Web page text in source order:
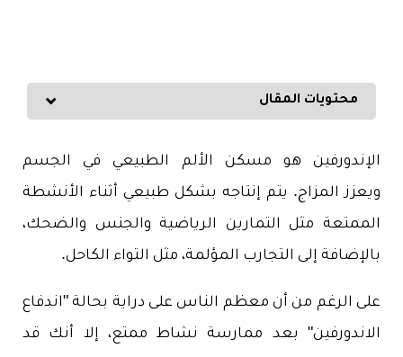
محتويات المقال
الإندورفين هو مسكن الألم الطبيعي في الجسم
ويعزز المزاج. يتم إنتاجه بشكل طبيعي أثناء الأنشطة
الممتعة مثل التمارين الرياضية والجنس والضحك،
بالإضافة إلى التجارب المؤلمة، مثل التواء الكاحل.
على الرغم من أن معظم الناس على دراية بحالة "اندفاع
الاندورفين" بعد ممارسة نشاط ممتع، إلا أنك قد